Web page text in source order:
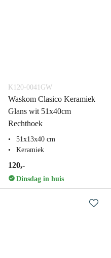
K120-0041GW
Waskom Clasico Keramiek
Glans wit 51x40cm
Rechthoek
51x13x40 cm
Keramiek
120,-
Dinsdag in huis